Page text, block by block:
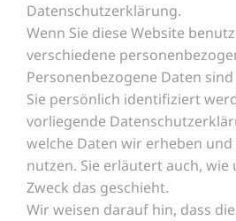
Datenschutzerklärung.
Wenn Sie diese Website
verschiedene
Personenbezogene Daten
Sie persönlich identifiziert
vorliegende
welche Daten wir erheben
nutzen. Sie erläutert auch, wie
Zweck das geschieht.
Wir weisen darauf hin, dass